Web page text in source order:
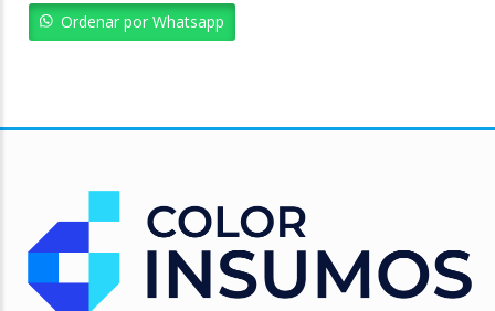
Ordenar por Whatsapp